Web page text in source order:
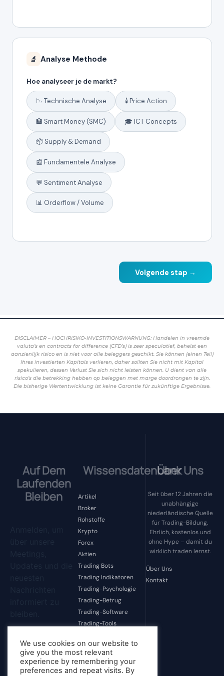
DISCLAIMER – HOCHRISIKO-INVESTITIONSWARNUNG: Handelen in vreemde
valuta’s en contracts for difference (CFD’s) is zeer speculatief, behelst een
aanzienlijk risico en is niet voor alle beleggers geschikt. Sie können (einen Teil)
Ihres investierten Kapitals verlieren, daher sollten Sie nicht mit Kapital
spekulieren, dessen Verlust Sie sich nicht leisten können. U dient van alle
risico’s die betrekking hebben op beleggen met marge doordrongen te zijn.
Die bisherige Wertentwicklung ist keine Garantie für zukünftige Ergebnisse.
Auf Dem
Laufenden
Bleiben
Anmelden
Wissensdatenbank
Artikel
Broker
Rohstoffe
Krypto
Forex
Aktien
Trading Bots
Trading Indikatoren
Trading-Psychologie
Trading-Betrug
Trading-Software
Trading-Tools
Über Uns
Seit über 12 Jahren die
unabhängige
niederländische Quelle
für Trading-Bildung.
Ehrlich, kostenlos und
ohne Hype – damit du
wirklich traden lernst.
Über Uns
Kontakt
We use cookies on our website to
give you the most relevant
experience by remembering your
preferences and repeat visits. By